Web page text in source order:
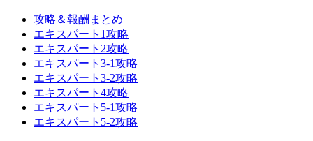
攻略＆報酬まとめ
エキスパート1攻略
エキスパート2攻略
エキスパート3-1攻略
エキスパート3-2攻略
エキスパート4攻略
エキスパート5-1攻略
エキスパート5-2攻略